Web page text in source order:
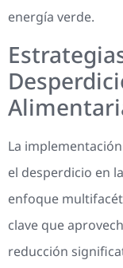
energía verde.
La
el desperdicio en
enfoque
clave que
reducción